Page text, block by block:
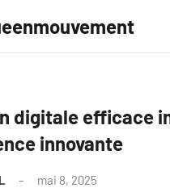
digitale efficace
innovante
mai 8, 2025